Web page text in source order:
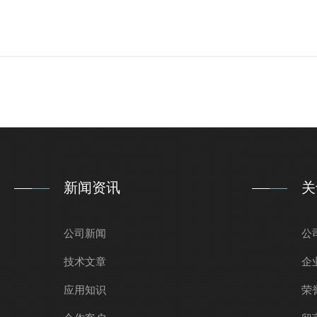
新闻资讯
公司新闻
技术文章
应用知识
公
企
荣